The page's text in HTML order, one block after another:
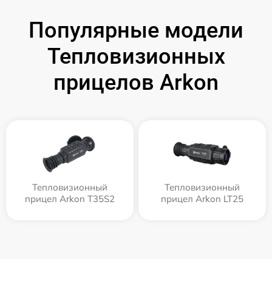
Популярные модели
Тепловизионных
прицелов Arkon
Тепловизионный
прицел Arkon T35S2
Тепловизионный
прицел Arkon LT25